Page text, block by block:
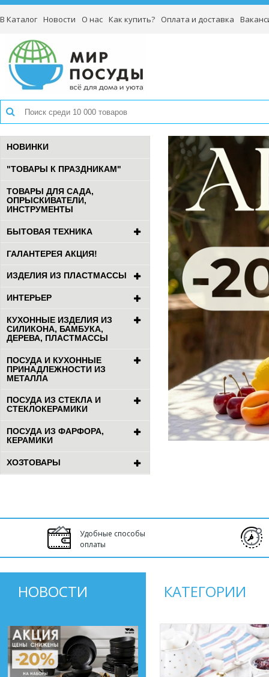
В Каталог Новости О нас Как купить? Оплата и доставка
НОВИНКИ
"ТОВАРЫ К ПРАЗДНИКАМ"
ТОВАРЫ ДЛЯ САДА,
ОПРЫСКИВАТЕЛИ,
ИНСТРУМЕНТЫ
БЫТОВАЯ ТЕХНИКА
ГАЛАНТЕРЕЯ АКЦИЯ!
ИЗДЕЛИЯ ИЗ ПЛАСТМАССЫ
ИНТЕРЬЕР
КУХОННЫЕ ИЗДЕЛИЯ ИЗ
СИЛИКОНА, БАМБУКА,
ДЕРЕВА, ПЛАСТМАССЫ
ПОСУДА И КУХОННЫЕ
ПРИНАДЛЕЖНОСТИ ИЗ
МЕТАЛЛА
ПОСУДА ИЗ СТЕКЛА И
СТЕКЛОКЕРАМИКИ
ПОСУДА ИЗ ФАРФОРА,
КЕРАМИКИ
ХОЗТОВАРЫ
Удобные способы
оплаты
НОВОСТИ КАТЕГОРИИ